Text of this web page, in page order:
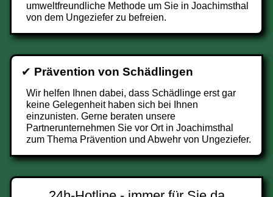
umweltfreundliche Methode um Sie in Joachimsthal
von dem Ungeziefer zu befreien.
✔ Prävention von Schädlingen
Wir helfen Ihnen dabei, dass Schädlinge erst gar
keine Gelegenheit haben sich bei Ihnen
einzunisten. Gerne beraten unsere
Partnerunternehmen Sie vor Ort in Joachimsthal
zum Thema Prävention und Abwehr von Ungeziefer.